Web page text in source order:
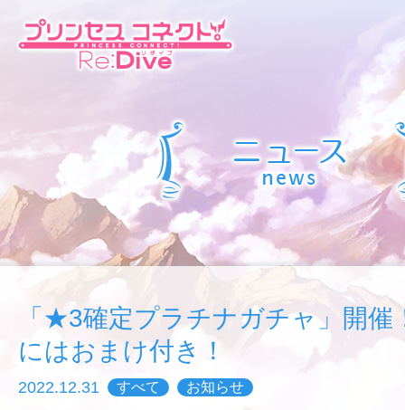
「★3確定プラチナガチャ」開催
にはおまけ付き！
2022.12.31 すべて お知らせ